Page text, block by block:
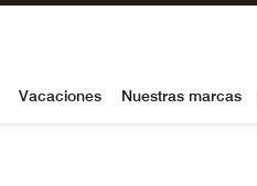
Vacaciones Nuestras marcas